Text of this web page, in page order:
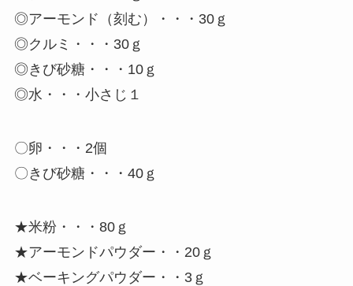
◎アーモンド（刻む）・・・30ｇ
◎クルミ・・・30ｇ
◎きび砂糖・・・10ｇ
◎水・・・小さじ１
〇卵・・・2個
〇きび砂糖・・・40ｇ
★米粉・・・80ｇ
★アーモンドパウダー・・20ｇ
★ベーキングパウダー・・3ｇ